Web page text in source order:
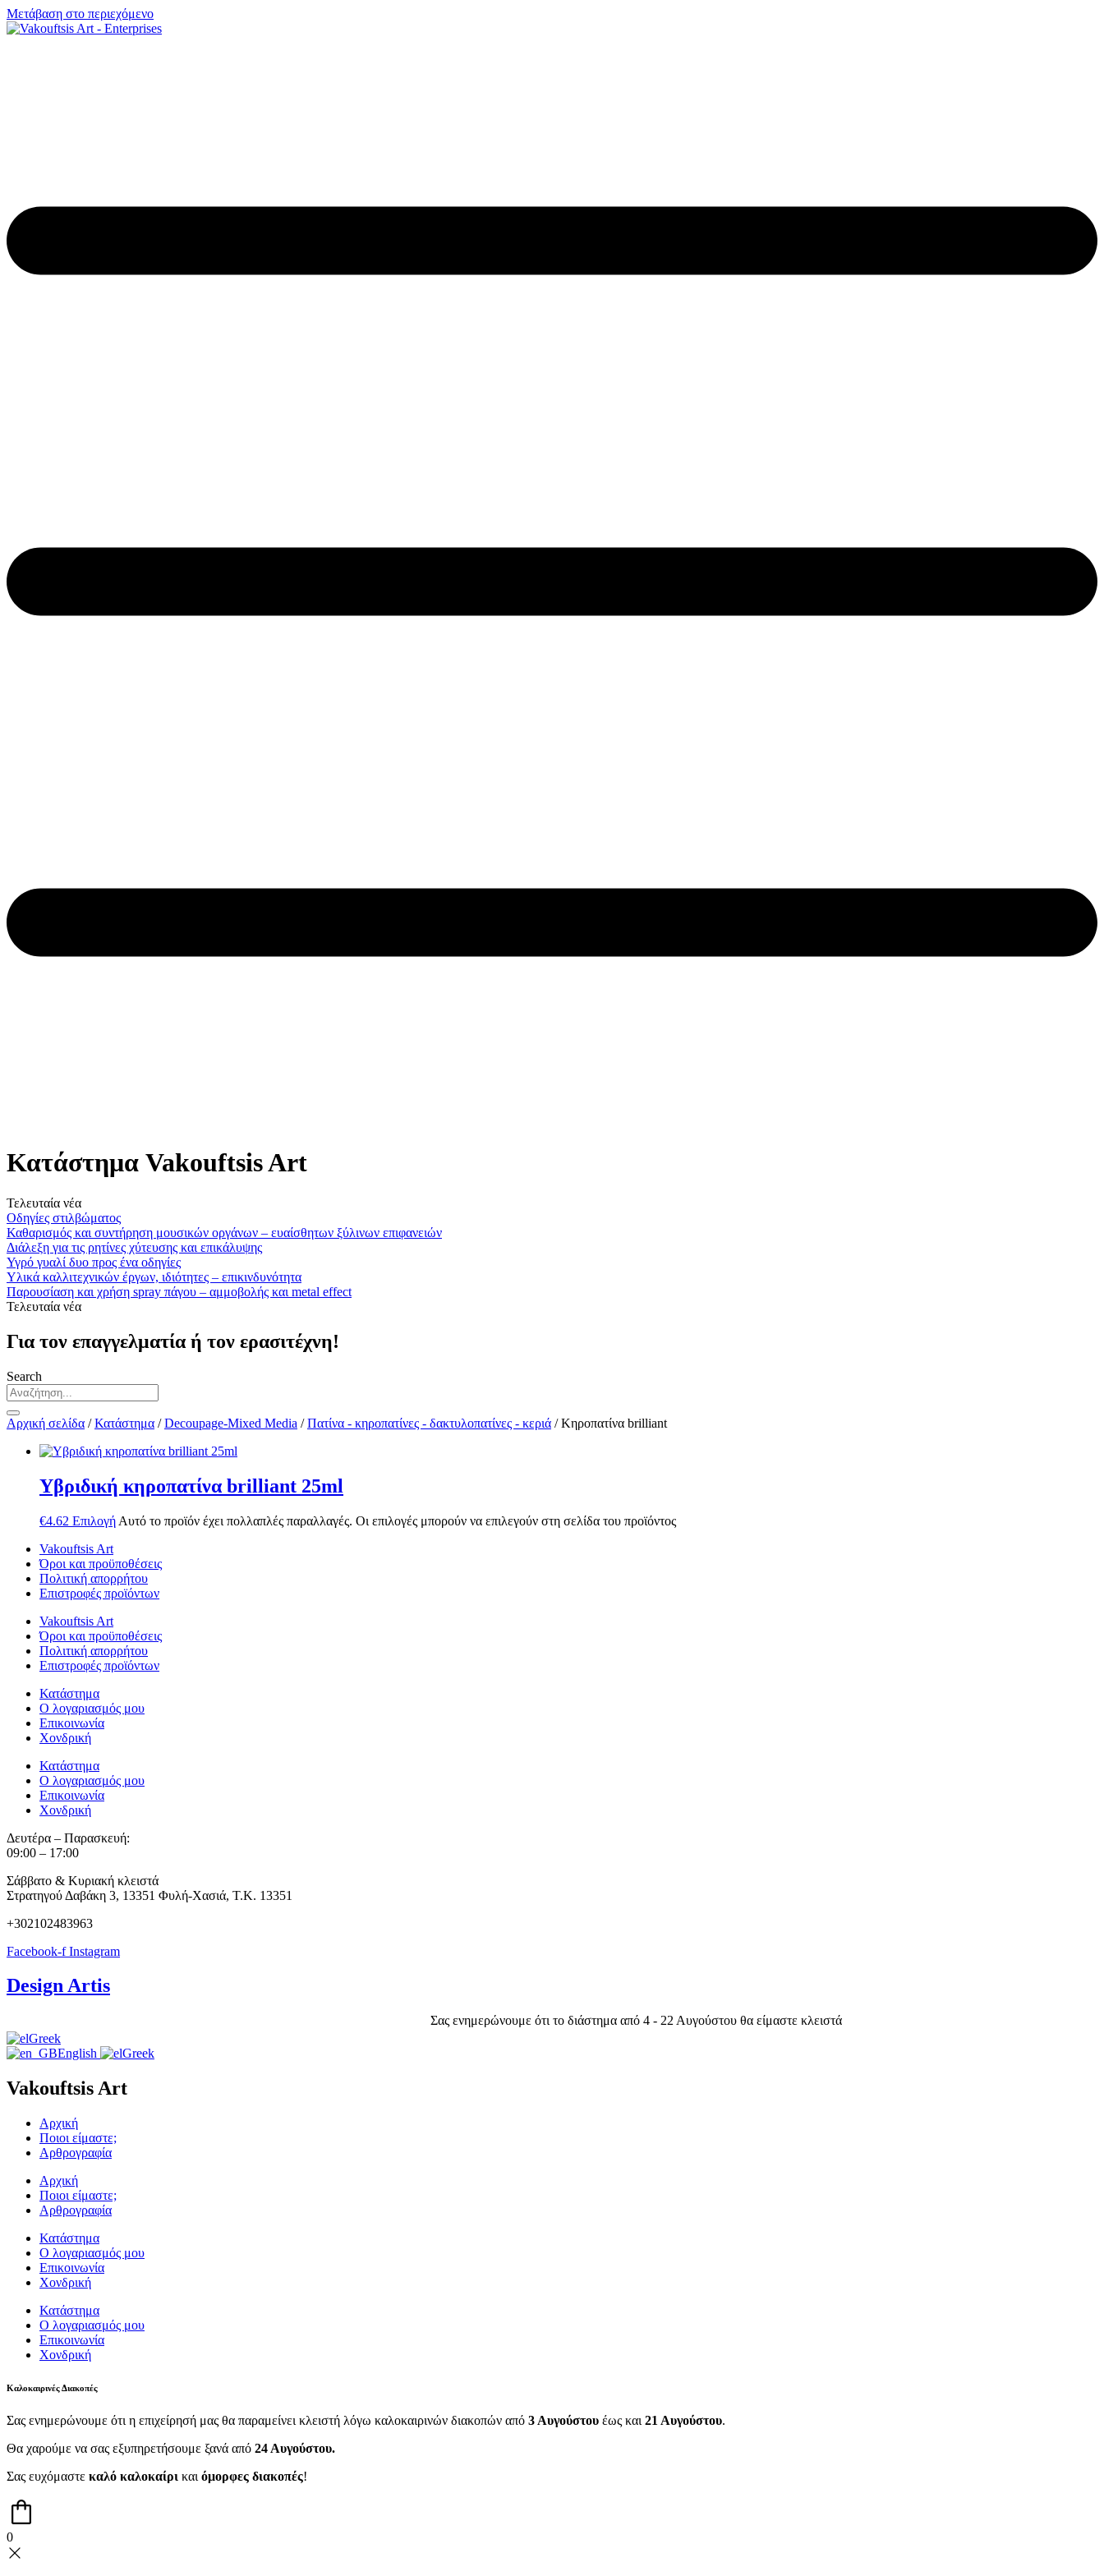
Μετάβαση στο περιεχόμενο
Κατάστημα Vakouftsis Art
Τελευταία νέα
Οδηγίες στιλβώματος
Καθαρισμός και συντήρηση μουσικών οργάνων – ευαίσθητων ξύλινων επιφανειών
Διάλεξη για τις ρητίνες χύτευσης και επικάλυψης
Υγρό γυαλί δυο προς ένα οδηγίες
Υλικά καλλιτεχνικών έργων, ιδιότητες – επικινδυνότητα
Παρουσίαση και χρήση spray πάγου – αμμοβολής και metal effect
Τελευταία νέα
Για τον επαγγελματία ή τον ερασιτέχνη!
Search
Αρχική σελίδα /Κατάστημα /Decoupage-Mixed Media /Πατίνα - κηροπατίνες - δακτυλοπατίνες - κεριά / Κηροπατίνα brilliant
Υβριδική κηροπατίνα brilliant 25ml
€4.62 Επιλογή Αυτό το προϊόν έχει πολλαπλές παραλλαγές. Οι επιλογές μπορούν να επιλεγούν στη σελίδα του προϊόντος
Vakouftsis Art
Όροι και προϋποθέσεις
Πολιτική απορρήτου
Επιστροφές προϊόντων
Vakouftsis Art
Όροι και προϋποθέσεις
Πολιτική απορρήτου
Επιστροφές προϊόντων
Κατάστημα
Ο λογαριασμός μου
Επικοινωνία
Χονδρική
Κατάστημα
Ο λογαριασμός μου
Επικοινωνία
Χονδρική
Δευτέρα – Παρασκευή:
09:00 – 17:00
Σάββατο & Κυριακή κλειστά
Στρατηγού Δαβάκη 3, 13351 Φυλή-Χασιά, Τ.Κ. 13351
+302102483963
Facebook-f Instagram
Design Artis
Σας ενημερώνουμε ότι το διάστημα από 4 - 22 Αυγούστου θα είμαστε κλειστά
Greek
English
Greek
Vakouftsis Art
Αρχική
Ποιοι είμαστε;
Αρθρογραφία
Αρχική
Ποιοι είμαστε;
Αρθρογραφία
Κατάστημα
Ο λογαριασμός μου
Επικοινωνία
Χονδρική
Κατάστημα
Ο λογαριασμός μου
Επικοινωνία
Χονδρική
Καλοκαιρινές Διακοπές
Σας ενημερώνουμε ότι η επιχείρησή μας θα παραμείνει κλειστή λόγω καλοκαιρινών διακοπών από 3 Αυγούστου έως και 21 Αυγούστου.
Θα χαρούμε να σας εξυπηρετήσουμε ξανά από 24 Αυγούστου.
Σας ευχόμαστε καλό καλοκαίρι και όμορφες διακοπές!
0